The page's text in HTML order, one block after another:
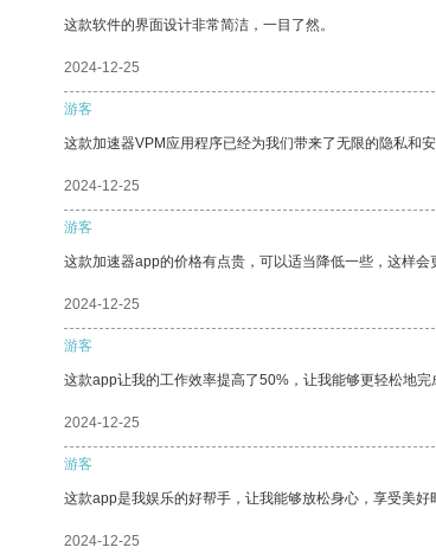
这款软件的界面设计非常简洁，一目了然。
2024-12-25
游客
这款加速器VPM应用程序已经为我们带来了无限的隐私和安
2024-12-25
游客
这款加速器app的价格有点贵，可以适当降低一些，这样会
2024-12-25
游客
这款app让我的工作效率提高了50%，让我能够更轻松地
2024-12-25
游客
这款app是我娱乐的好帮手，让我能够放松身心，享受美好
2024-12-25